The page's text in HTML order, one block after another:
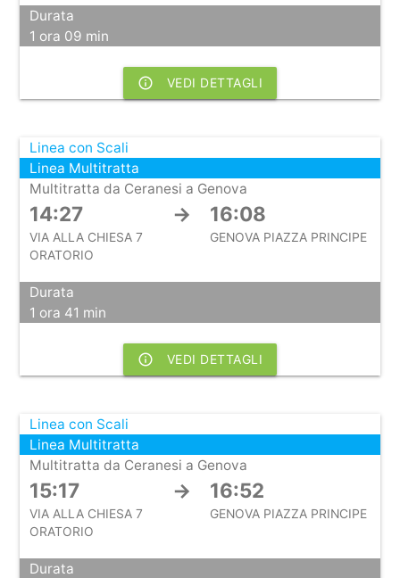
Durata
1 ora 09 min
info_outline VEDI DETTAGLI
Linea con Scali
Linea Multitratta
Multitratta da Ceranesi a Genova
14:27 → 16:08
VIA ALLA CHIESA 7
ORATORIO
GENOVA PIAZZA PRINCIPE
Durata
1 ora 41 min
info_outline VEDI DETTAGLI
Linea con Scali
Linea Multitratta
Multitratta da Ceranesi a Genova
15:17 → 16:52
VIA ALLA CHIESA 7
ORATORIO
GENOVA PIAZZA PRINCIPE
Durata